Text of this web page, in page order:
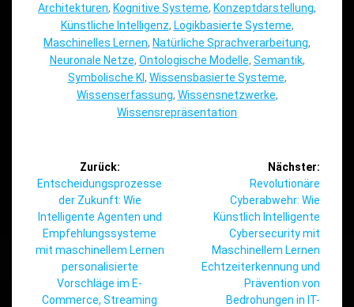
Architekturen, Kognitive Systeme, Konzeptdarstellung,
Künstliche Intelligenz, Logikbasierte Systeme,
Maschinelles Lernen, Natürliche Sprachverarbeitung,
Neuronale Netze, Ontologische Modelle, Semantik,
Symbolische KI, Wissensbasierte Systeme,
Wissenserfassung, Wissensnetzwerke,
Wissensrepräsentation
Beitragsnavigation
Zurück:
Vorheriger
Beitrag:
Entscheidungsprozesse
der Zukunft: Wie
Intelligente Agenten und
Empfehlungssysteme
mit maschinellem Lernen
personalisierte
Vorschläge im E-
Commerce, Streaming
Nächster:
Nächster
Beitrag:
Revolutionäre
Cyberabwehr: Wie
Künstlich Intelligente
Cybersecurity mit
Maschinellem Lernen
Echtzeiterkennung und
Prävention von
Bedrohungen in IT-